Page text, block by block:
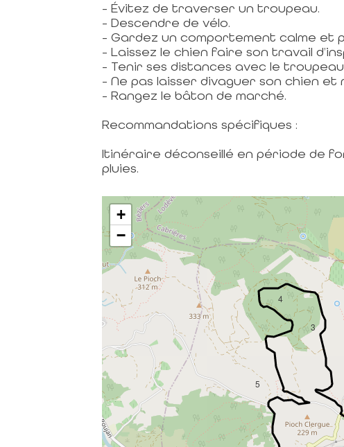
- Évitez de traverser un troupeau.
- Descendre de vélo.
- Gardez un comportement calme et
- Laissez le chien faire son travail
- Tenir ses distances avec le
- Ne pas laisser divaguer son chien et
- Rangez le bâton de marché.
Recommandations spécifiques :
Itinéraire déconseillé en période de
pluies.
3
4
5
+
−